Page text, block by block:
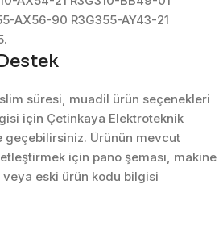
AX56-90 R3G355-AY43-21
süresi, muadil ürün seçenekleri
için Çetinkaya Elektroteknik
geçebilirsiniz. Ürünün mevcut
için pano şeması, makine
eski ürün kodu bilgisi